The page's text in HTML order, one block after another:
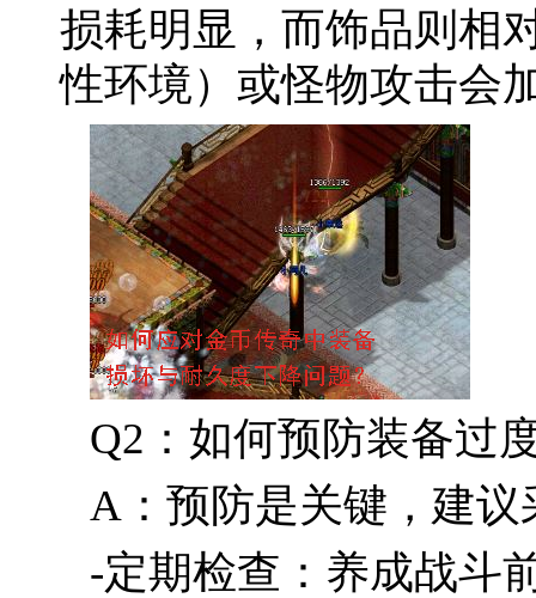
损耗明显，而饰品则相
性环境）或怪物攻击会
Q2：如何预防装备过
A：预防是关键，建
-定期检查：养成战斗